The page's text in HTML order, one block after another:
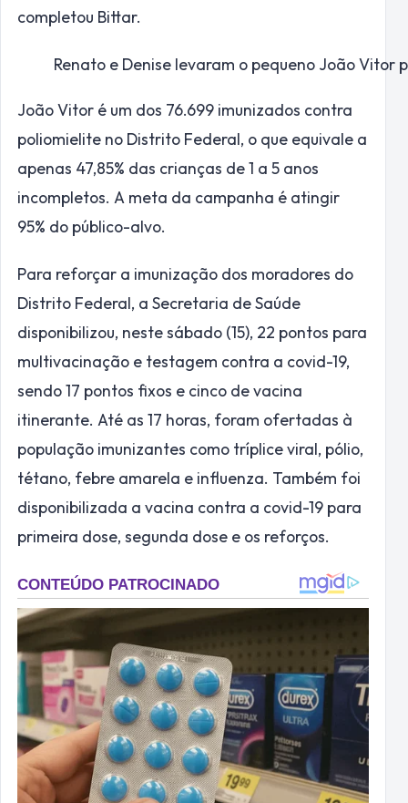
completou Bittar.
Renato e Denise levaram o pequeno João Vitor
João Vitor é um dos 76.699 imunizados contra
poliomielite no Distrito Federal, o que equivale a
apenas 47,85% das crianças de 1 a 5 anos
incompletos. A meta da campanha é atingir
95% do público-alvo.
Para reforçar a imunização dos moradores do
Distrito Federal, a Secretaria de Saúde
disponibilizou, neste sábado (15), 22 pontos para
multivacinação e testagem contra a covid-19,
sendo 17 pontos fixos e cinco de vacina
itinerante. Até as 17 horas, foram ofertadas à
população imunizantes como tríplice viral, pólio,
tétano, febre amarela e influenza. Também foi
disponibilizada a vacina contra a covid-19 para
primeira dose, segunda dose e os reforços.